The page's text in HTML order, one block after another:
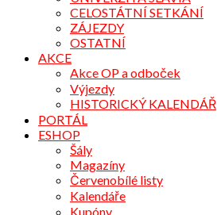
CELOSTÁTNÍ SETKÁNÍ
ZÁJEZDY
OSTATNÍ
AKCE
Akce OP a odboček
Výjezdy
HISTORICKÝ KALENDÁŘ
PORTÁL
ESHOP
Šály
Magazíny
Červenobílé listy
Kalendáře
Kupóny